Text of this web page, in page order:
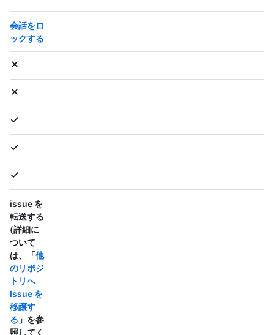
会話をロ
ックする
issue を
転送する
(詳細に
ついて
は、「他
のリポジ
トリへ
Issue を
移譲す
る 」を参
照してく